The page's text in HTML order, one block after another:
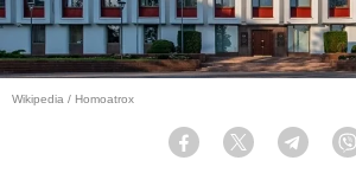
Wikipedia / Homoatrox
Facebook Twitter